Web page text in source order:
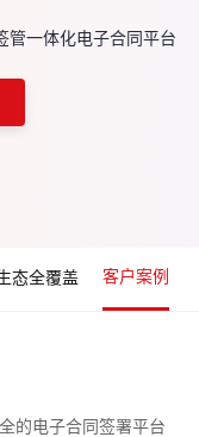
管一体化电子合同平台
态全覆盖 客户案例
的电子合同签署平台